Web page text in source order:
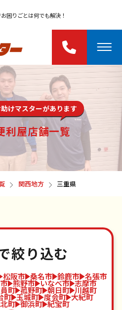
困りごとは何でも解決！
けマスターがあります
利屋店舗一覧
関西地方 三重県
絞り込む
松阪市 桑名市 鈴鹿市 名張市
熊野市 いなべ市 志摩市
町 菰野町 朝日町 川越町
町 玉城町 度会町 大紀町
町 御浜町 紀宝町